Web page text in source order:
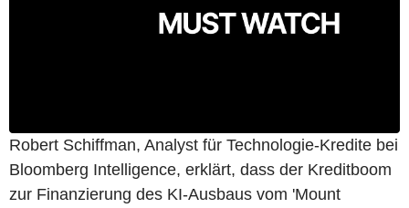
Robert Schiffman, Analyst für Technologie-Kredite bei
Bloomberg Intelligence, erklärt, dass der Kreditboom
zur Finanzierung des KI-Ausbaus vom 'Mount